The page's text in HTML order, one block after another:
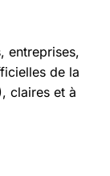
entreprises,
de la
claires et à